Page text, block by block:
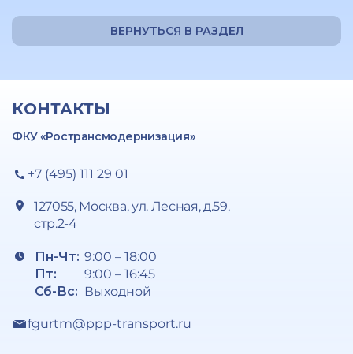
ВЕРНУТЬСЯ В РАЗДЕЛ
КОНТАКТЫ
ФКУ «Ространсмодернизация»
+7 (495) 111 29 01
127055, Москва, ул. Лесная, д.59,
стр.2-4
Пн-Чт:
Пт:
Сб-Вс:
9:00 – 18:00
9:00 – 16:45
Выходной
fgurtm@ppp-transport.ru